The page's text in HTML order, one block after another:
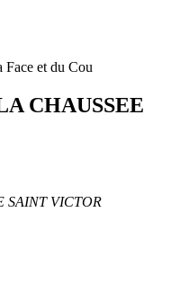
et du Cou
CHAUSSEE
SAINT VICTOR